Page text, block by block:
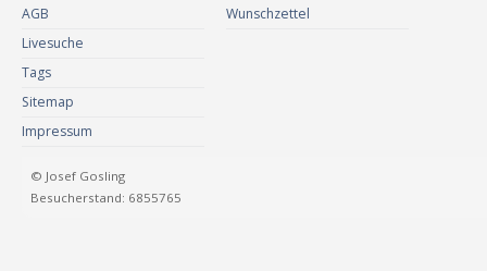
AGB
Livesuche
Tags
Sitemap
Impressum
Wunschzettel
© Josef Gosling
Besucherstand: 6855765